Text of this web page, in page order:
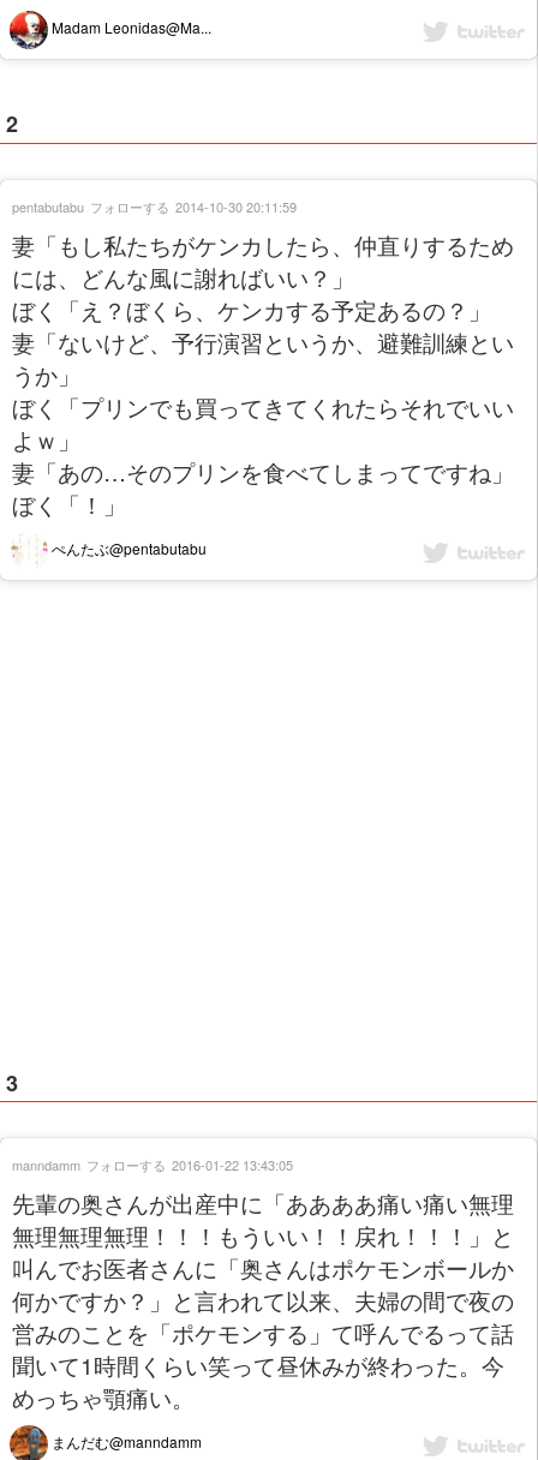
Madam Leonidas@Ma...
2
妻「もし私たちがケンカしたら、仲直りするため
には、どんな風に謝ればいい？」
ぼく「え？ぼくら、ケンカする予定あるの？」
妻「ないけど、予行演習というか、避難訓練とい
うか」
ぼく「プリンでも買ってきてくれたらそれでいい
よｗ」
妻「あの…そのプリンを食べてしまってですね」
ぼく「！」
ぺんたぶ@pentabutabu
pentabutabu フォローする 2014-10-30 20:11:59
3
先輩の奥さんが出産中に「ああああ痛い痛い無理
無理無理無理！！！もういい！！戻れ！！！」と
叫んでお医者さんに「奥さんはポケモンボールか
何かですか？」と言われて以来、夫婦の間で夜の
営みのことを「ポケモンする」て呼んでるって話
聞いて1時間くらい笑って昼休みが終わった。今
めっちゃ顎痛い。
まんだむ@manndamm
manndamm フォローする 2016-01-22 13:43:05